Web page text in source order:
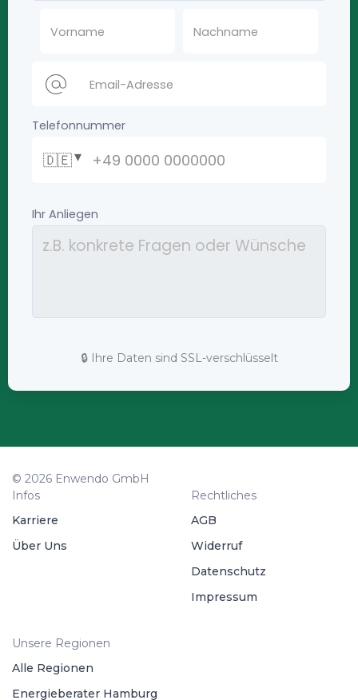
🔒 Ihre Daten sind SSL-verschlüsselt
© 2026 Enwendo GmbH
Infos
Karriere
Über Uns
Rechtliches
AGB
Widerruf
Datenschutz
Impressum
Unsere Regionen
Alle Regionen
Energieberater Hamburg